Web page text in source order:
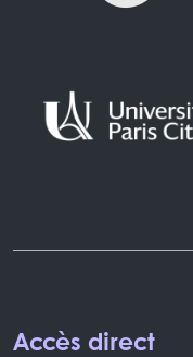
Accès direct